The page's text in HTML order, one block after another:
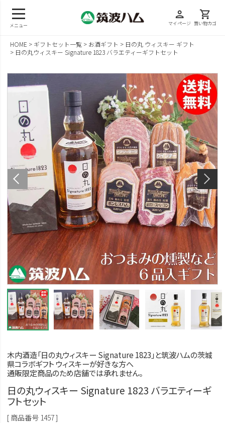
メニュー
person
マイページ
shopping_cart
買い物カゴ
HOME ギフトセット一覧 お酒ギフト
日の丸 ウィスキー ギフト
日の丸ウィスキー Signature 1823 バラエティーギフトセット
木内酒造「日の丸ウィスキー Signature 1823」と筑波ハムの茨城
県コラボギフト ウィスキーが好きな方へ
通販限定商品のため店舗では承れません。
日の丸ウィスキー Signature 1823 バラエティーギ
フトセット
商品番号 1457